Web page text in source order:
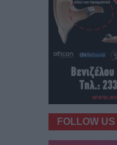
FOLLOW US